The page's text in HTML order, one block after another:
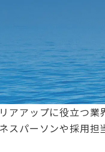
アアップに役立つ業
スパーソンや採用担